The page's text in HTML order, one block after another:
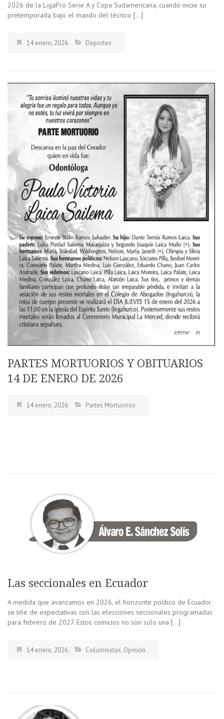
2026 de la LigaPro Serie A y Copa Sudamericana, cuando inicie su
pretemporada bajo el mando del técnico […]
14 enero, 2026 Deportes
PARTES MORTUORIOS Y OBITUARIOS
14 DE ENERO DE 2026
14 enero, 2026 Partes Mortuorios
Las seccionales en Ecuador
A medida que avanzamos en 2026, el horizonte político de Ecuador
se tiñe de expectativas con las elecciones seccionales programadas
para febrero de 2027. Estos comicios no son solo una […]
14 enero, 2026 Columnistas, Opinión